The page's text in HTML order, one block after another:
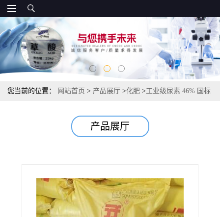
您当前的位置： 网站首页 > 产品展厅 >化肥 >工业级尿素 46% 国标
产品展厅